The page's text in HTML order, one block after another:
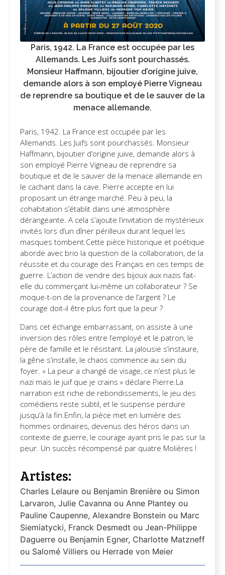
Paris, 1942. La France est occupée par les
Allemands. Les Juifs sont pourchassés.
Monsieur Haffmann, bijoutier d’origine juive,
demande alors à son employé Pierre Vigneau
de reprendre sa boutique et de le sauver de la
menace allemande.
Paris, 1942. La France est occupée par les
Allemands. Les Juifs sont pourchassés. Monsieur
Haffmann, bijoutier d’origine juive, demande alors à
son employé Pierre Vigneau de reprendre sa
boutique et de le sauver de la menace allemande en
le cachant dans la cave. Pierre accepte en lui
proposant un étrange marché. Peu à peu, la
cohabitation s’établit dans une atmosphère
dérangeante. A cela s’ajoute l’invitation de mystérieux
invités lors d’un dîner périlleux durant lequel les
masques tombent.Cette pièce historique et poétique
aborde avec brio la question de la collaboration, de la
réussite et du courage des Français en ces temps de
guerre. L’action de vendre des bijoux aux nazis fait-
elle du commerçant lui-même un collaborateur ? Se
moque-t-on de la provenance de l’argent ? Le
courage doit-il être plus fort que la peur ?
Dans cet échange embarrassant, on assiste à une
inversion des rôles entre l’employé et le patron, le
père de famille et le résistant. La jalousie s’instaure,
la gêne s’installe, le chaos commence au sein du
foyer. « La peur a changé de visage, ce n’est plus le
nazi mais le juif que je crains » déclare Pierre.La
narration est riche de rebondissements, le jeu des
comédiens reste subtil, et le suspense perdure
jusqu’à la fin.Enfin, la pièce met en lumière des
hommes ordinaires, devenus des héros dans un
contexte de guerre, le courage ayant pris le pas sur la
peur. Un succès récompensé par quatre Molières !
Artistes:
Charles Lelaure ou Benjamin Brenière ou Simon
Larvaron, Julie Cavanna ou Anne Plantey ou
Pauline Caupenne, Alexandre Bonstein ou Marc
Siemiatycki, Franck Desmedt ou Jean-Philippe
Daguerre ou Benjamin Egner, Charlotte Matzneff
ou Salomé Villiers ou Herrade von Meier